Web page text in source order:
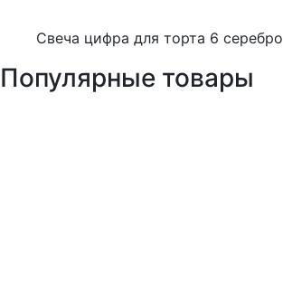
Свеча цифра для торта 6 серебро
Популярные товары